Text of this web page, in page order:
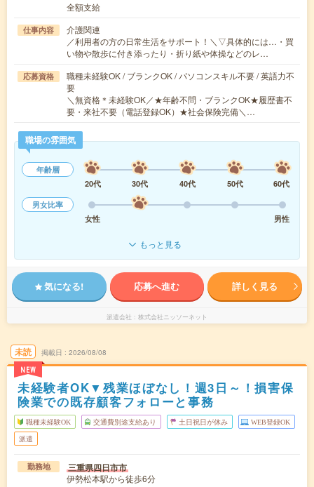
全額支給
仕事内容
介護関連
／利用者の方の日常生活をサポート！＼▽具体的には…・買
い物や散歩に付き添ったり・折り紙や体操などのレ…
応募資格
職種未経験OK / ブランクOK / パソコンスキル不要 / 英語力不
要
＼無資格＊未経験OK／★年齢不問・ブランクOK★履歴書不
要・来社不要（電話登録OK）★社会保険完備＼…
職場の雰囲気
年齢層
20代
30代 40代 50代
60代
男女比率
女性
男性
もっと見る
気になる! 応募へ進む 詳しく見る
派遣会社 株式会社ニッソーネット
未読
NEW
掲載日 2026/08/08
未経験者OK▼残業ほぼなし！週3日～！損害保
険業での既存顧客フォローと事務
職種未経験OK 交通費別途支給あり 土日祝日が休み WEB登録OK
派遣
勤務地 三重県四日市市
伊勢松本駅から徒歩6分